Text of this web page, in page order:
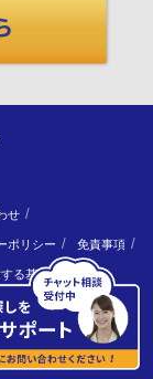
せ
ポリシー 免責事項
る基本方針
サイト制作